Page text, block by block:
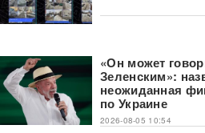
«Он может
Зеленским»:
неожиданная
по Украине
2026-08-05 10:54